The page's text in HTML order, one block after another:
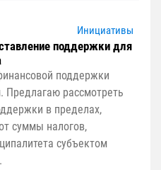
Инициативы
поддержки для
поддержки
рассмотреть
в пределах,
суммы налогов,
субъектом